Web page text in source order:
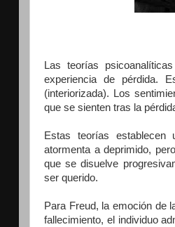
Las teorías
experiencia de pérdida.
(interiorizada). Los
que se sienten tras la
Estas teorías
atormenta a deprimido,
que se disuelve
ser querido.
Para Freud, la emoción de
fallecimiento, el individuo